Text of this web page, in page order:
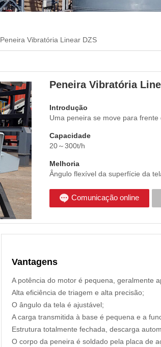
Peneira Vibratória Linear DZS
Peneira Vibratória
Introdução
Uma peneira se move para
Capacidade
20～300t/h
Melhoria
Ângulo flexível da superfície da
Comunicação online
Vantagens
A potência do motor é pequena, geralmente
Alta eficiência de triagem e alta precisão;
O ângulo da tela é ajustável;
A carga transmitida à base é pequena e a
Estrutura totalmente fechada, descarga
O corpo da peneira é soldado pela placa de